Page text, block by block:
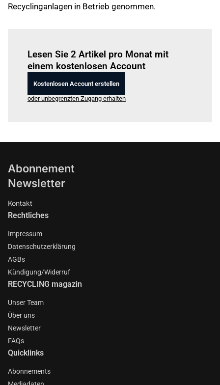
Recyclinganlagen in Betrieb genommen.
Lesen Sie 2 Artikel pro Monat mit
einem kostenlosen Account
Kostenlosen Account erstellen
oder unbegrenzten Zugang erhalten
Abonnement
Newsletter
Kontakt
Rechtliches
Impressum
Datenschutzerklärung
AGBs
Kündigung/Widerruf
RECYCLING magazin
Unser Team
Über uns
Newsletter
FAQs
Quicklinks
Abonnements